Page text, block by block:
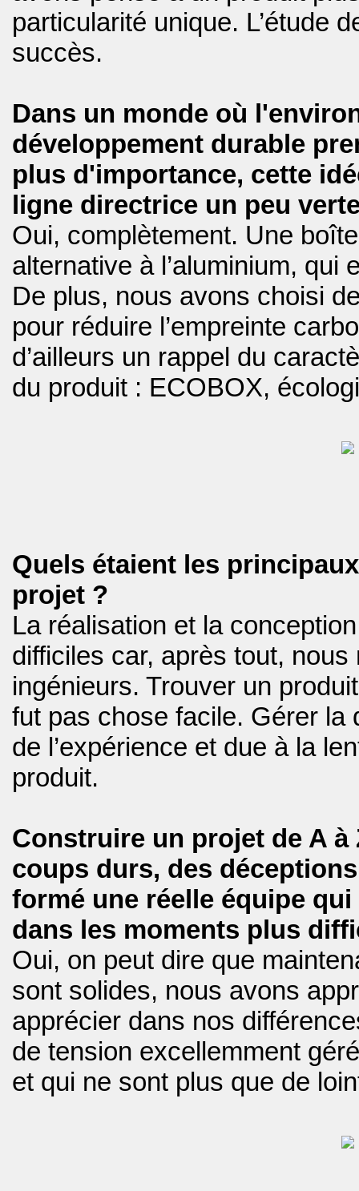
particularité unique. L’étude
succès.
Dans un monde où
développement durable
plus d'importance, cette
ligne directrice un peu
Oui, complètement. Une
alternative à l’aluminium, qui
De plus, nous avons choisi
pour réduire l’empreinte
d’ailleurs un rappel du
du produit : ECOBOX,
Quels étaient les
projet ?
La réalisation et la
difficiles car, après tout,
ingénieurs. Trouver un
fut pas chose facile. Gérer la
de l’expérience et due à la
produit.
Construire un projet de A
coups durs, des
formé une réelle équipe
dans les moments plus
Oui, on peut dire que
sont solides, nous avons
apprécier dans nos
de tension excellemment
et qui ne sont plus que de